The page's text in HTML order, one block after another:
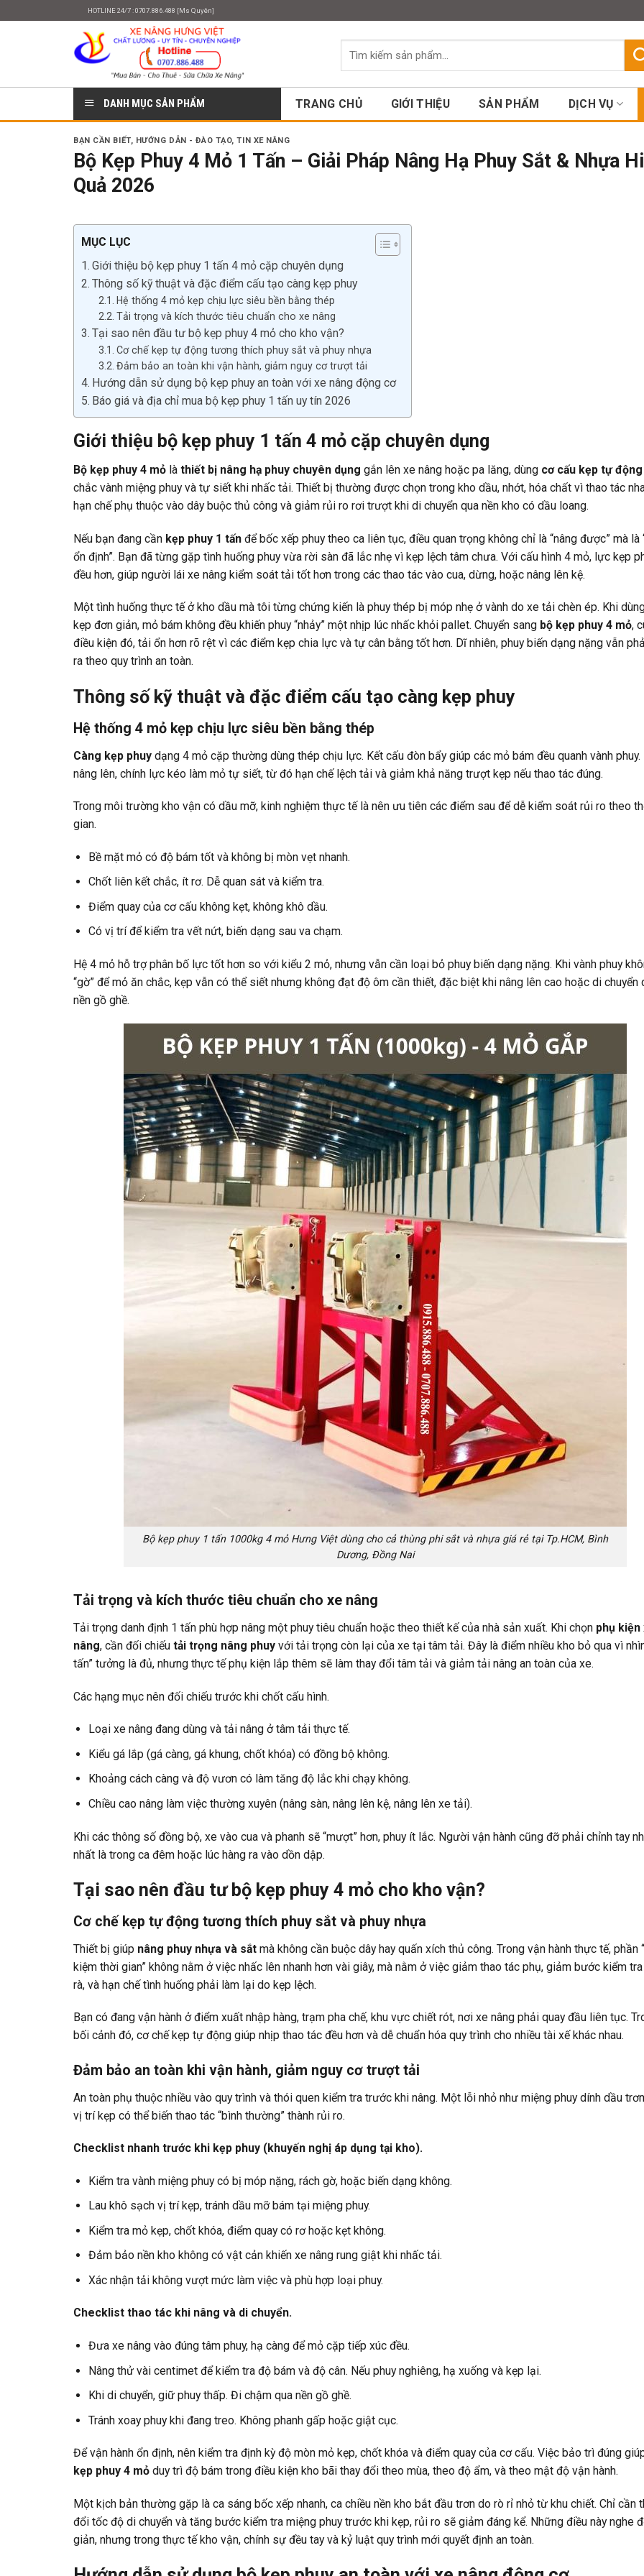
HOTLINE 24/7 : 0707.886.488 [Ms Quyên]
Tìm
DANH MỤC SẢN PHẨM
TRANG CHỦ GIỚI THIỆU SẢN PHẨM DỊCH VỤ
BẠN CẦN BIẾT, HƯỚNG DẪN - ĐÀO TẠO,TIN XE NÂNG
Bộ Kẹp Phuy 4 Mỏ 1 Tấn – Giải Pháp Nâng Hạ Phuy Sắt & Nhựa
Quả 2026
MỤC LỤC
Giới thiệu bộ kẹp phuy 1 tấn 4 mỏ cặp chuyên dụng
Thông số kỹ thuật và đặc điểm cấu tạo càng kẹp phuy
Hệ thống 4 mỏ kẹp chịu lực siêu bền bằng thép
Tải trọng và kích thước tiêu chuẩn cho xe nâng
Tại sao nên đầu tư bộ kẹp phuy 4 mỏ cho kho vận?
Cơ chế kẹp tự động tương thích phuy sắt và phuy nhựa
Đảm bảo an toàn khi vận hành, giảm nguy cơ trượt tải
Hướng dẫn sử dụng bộ kẹp phuy an toàn với xe nâng động cơ
Báo giá và địa chỉ mua bộ kẹp phuy 1 tấn uy tín 2026
Giới thiệu bộ kẹp phuy 1 tấn 4 mỏ cặp chuyên dụng
Bộ kẹp phuy 4 mỏ là thiết bị nâng hạ phuy chuyên dụng gắn lên xe nâng hoặc pa lăng, dùng cơ cấu kẹp tự động
chắc vành miệng phuy và tự siết khi nhấc tải. Thiết bị thường được chọn trong kho dầu, nhớt, hóa chất vì thao tác
hạn chế phụ thuộc vào dây buộc thủ công và giảm rủi ro rơi trượt khi di chuyển qua nền kho có dầu loang.
Nếu bạn đang cần kẹp phuy 1 tấn để bốc xếp phuy theo ca liên tục, điều quan trọng không chỉ là “nâng được” mà là
ổn định”. Bạn đã từng gặp tình huống phuy vừa rời sàn đã lắc nhẹ vì kẹp lệch tâm chưa. Với cấu hình 4 mỏ, lực kẹp
đều hơn, giúp người lái xe nâng kiểm soát tải tốt hơn trong các thao tác vào cua, dừng, hoặc nâng lên kệ.
Một tình huống thực tế ở kho dầu mà tôi từng chứng kiến là phuy thép bị móp nhẹ ở vành do xe tải chèn ép. Khi
kẹp đơn giản, mỏ bám không đều khiến phuy “nhảy” một nhịp lúc nhấc khỏi pallet. Chuyển sang bộ kẹp phuy 4 mỏ,
điều kiện đó, tải ổn hơn rõ rệt vì các điểm kẹp chia lực và tự cân bằng tốt hơn. Dĩ nhiên, phuy biến dạng nặng vẫn
ra theo quy trình an toàn.
Thông số kỹ thuật và đặc điểm cấu tạo càng kẹp phuy
Hệ thống 4 mỏ kẹp chịu lực siêu bền bằng thép
Càng kẹp phuy dạng 4 mỏ cặp thường dùng thép chịu lực. Kết cấu đòn bẩy giúp các mỏ bám đều quanh vành phuy.
nâng lên, chính lực kéo làm mỏ tự siết, từ đó hạn chế lệch tải và giảm khả năng trượt kẹp nếu thao tác đúng.
Trong môi trường kho vận có dầu mỡ, kinh nghiệm thực tế là nên ưu tiên các điểm sau để dễ kiểm soát rủi ro theo
gian.
Bề mặt mỏ có độ bám tốt và không bị mòn vẹt nhanh.
Chốt liên kết chắc, ít rơ. Dễ quan sát và kiểm tra.
Điểm quay của cơ cấu không kẹt, không khô dầu.
Có vị trí để kiểm tra vết nứt, biến dạng sau va chạm.
Hệ 4 mỏ hỗ trợ phân bố lực tốt hơn so với kiểu 2 mỏ, nhưng vẫn cần loại bỏ phuy biến dạng nặng. Khi vành phuy
“gờ” để mỏ ăn chắc, kẹp vẫn có thể siết nhưng không đạt độ ôm cần thiết, đặc biệt khi nâng lên cao hoặc di chuyển
nền gồ ghề.
Bộ kẹp phuy 1 tấn 1000kg 4 mỏ Hưng Việt dùng cho cả thùng phi sắt và nhựa giá rẻ tại Tp.HCM, Bình
Dương, Đồng Nai
Tải trọng và kích thước tiêu chuẩn cho xe nâng
Tải trọng danh định 1 tấn phù hợp nâng một phuy tiêu chuẩn hoặc theo thiết kế của nhà sản xuất. Khi chọn phụ kiện
nâng, cần đối chiếu tải trọng nâng phuy với tải trọng còn lại của xe tại tâm tải. Đây là điểm nhiều kho bỏ qua vì
tấn” tưởng là đủ, nhưng thực tế phụ kiện lắp thêm sẽ làm thay đổi tâm tải và giảm tải nâng an toàn của xe.
Các hạng mục nên đối chiếu trước khi chốt cấu hình.
Loại xe nâng đang dùng và tải nâng ở tâm tải thực tế.
Kiểu gá lắp (gá càng, gá khung, chốt khóa) có đồng bộ không.
Khoảng cách càng và độ vươn có làm tăng độ lắc khi chạy không.
Chiều cao nâng làm việc thường xuyên (nâng sàn, nâng lên kệ, nâng lên xe tải).
Khi các thông số đồng bộ, xe vào cua và phanh sẽ “mượt” hơn, phuy ít lắc. Người vận hành cũng đỡ phải chỉnh tay
nhất là trong ca đêm hoặc lúc hàng ra vào dồn dập.
Tại sao nên đầu tư bộ kẹp phuy 4 mỏ cho kho vận?
Cơ chế kẹp tự động tương thích phuy sắt và phuy nhựa
Thiết bị giúp nâng phuy nhựa và sắt mà không cần buộc dây hay quấn xích thủ công. Trong vận hành thực tế, phần
kiệm thời gian” không nằm ở việc nhấc lên nhanh hơn vài giây, mà nằm ở việc giảm thao tác phụ, giảm bước kiểm
rà, và hạn chế tình huống phải làm lại do kẹp lệch.
Bạn có đang vận hành ở điểm xuất nhập hàng, trạm pha chế, khu vực chiết rót, nơi xe nâng phải quay đầu liên tục.
bối cảnh đó, cơ chế kẹp tự động giúp nhịp thao tác đều hơn và dễ chuẩn hóa quy trình cho nhiều tài xế khác nhau.
Đảm bảo an toàn khi vận hành, giảm nguy cơ trượt tải
An toàn phụ thuộc nhiều vào quy trình và thói quen kiểm tra trước khi nâng. Một lỗi nhỏ như miệng phuy dính dầu
vị trí kẹp có thể biến thao tác “bình thường” thành rủi ro.
Checklist nhanh trước khi kẹp phuy (khuyến nghị áp dụng tại kho).
Kiểm tra vành miệng phuy có bị móp nặng, rách gờ, hoặc biến dạng không.
Lau khô sạch vị trí kẹp, tránh dầu mỡ bám tại miệng phuy.
Kiểm tra mỏ kẹp, chốt khóa, điểm quay có rơ hoặc kẹt không.
Đảm bảo nền kho không có vật cản khiến xe nâng rung giật khi nhấc tải.
Xác nhận tải không vượt mức làm việc và phù hợp loại phuy.
Checklist thao tác khi nâng và di chuyển.
Đưa xe nâng vào đúng tâm phuy, hạ càng để mỏ cặp tiếp xúc đều.
Nâng thử vài centimet để kiểm tra độ bám và độ cân. Nếu phuy nghiêng, hạ xuống và kẹp lại.
Khi di chuyển, giữ phuy thấp. Đi chậm qua nền gồ ghề.
Tránh xoay phuy khi đang treo. Không phanh gấp hoặc giật cục.
Để vận hành ổn định, nên kiểm tra định kỳ độ mòn mỏ kẹp, chốt khóa và điểm quay của cơ cấu. Việc bảo trì đúng
kẹp phuy 4 mỏ duy trì độ bám trong điều kiện kho bãi thay đổi theo mùa, theo độ ẩm, và theo mật độ vận hành.
Một kịch bản thường gặp là ca sáng bốc xếp nhanh, ca chiều nền kho bắt đầu trơn do rò rỉ nhỏ từ khu chiết. Chỉ cần
đổi tốc độ di chuyển và tăng bước kiểm tra miệng phuy trước khi kẹp, rủi ro sẽ giảm đáng kể. Những điều này nghe
giản, nhưng trong thực tế kho vận, chính sự đều tay và kỷ luật quy trình mới quyết định an toàn.